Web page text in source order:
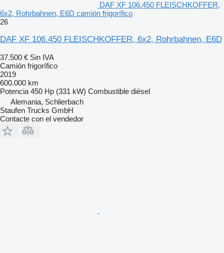
DAF XF 106.450 FLEISCHKOFFER,
6x2, Rohrbahnen, E6D camión frigorífico
26
DAF XF 106.450 FLEISCHKOFFER, 6x2, Rohrbahnen, E6D
37.500 € Sin IVA
Camión frigorífico
2019
600.000 km
Potencia 450 Hp (331 kW) Combustible diésel
Alemania, Schlierbach
Staufen Trucks GmbH
Contacte con el vendedor